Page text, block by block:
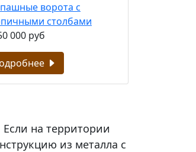
ворота с
столбами
000 руб
на территории
из металла с